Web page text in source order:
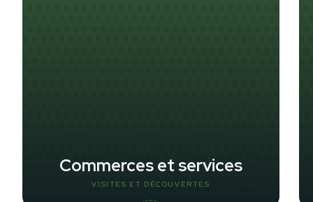
Commerces et services
VISITES ET DÉCOUVERTES